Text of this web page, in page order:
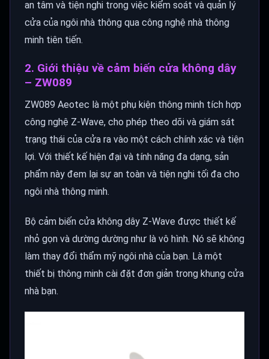
an tâm và tiện nghi trong việc kiểm soát và quản lý
cửa của ngôi nhà thông qua công nghệ nhà thông
minh tiên tiến.
2. Giới thiệu về cảm biến cửa không dây
– ZW089
ZW089 Aeotec là một phụ kiện thông minh tích hợp
công nghệ Z-Wave, cho phép theo dõi và giám sát
trạng thái của cửa ra vào một cách chính xác và tiện
lợi. Với thiết kế hiện đại và tính năng đa dạng, sản
phẩm này đem lại sự an toàn và tiện nghi tối đa cho
ngôi nhà thông minh.
Bộ cảm biến cửa không dây Z-Wave được thiết kế
nhỏ gọn và dường dường như là vô hình. Nó sẽ không
làm thay đổi thẩm mỹ ngôi nhà của bạn. Là một
thiết bị thông minh cài đặt đơn giản trong khung cửa
nhà bạn.